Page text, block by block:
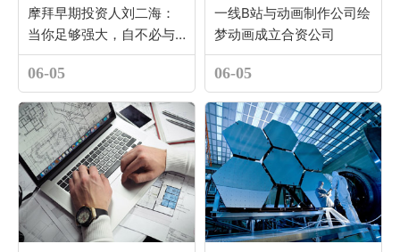
摩拜早期投资人刘二海：
当你足够强大，自不必与
巨头为伍
06-05
一线B站与动画制作公司绘
梦动画成立合资公司
06-05